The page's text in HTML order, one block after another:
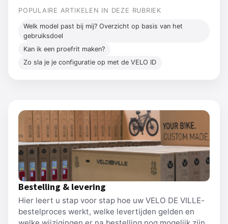
POPULAIRE ARTIKELEN IN DEZE RUBRIEK
Welk model past bij mij? Overzicht op basis van het
gebruiksdoel
Kan ik een proefrit maken?
Zo sla je je configuratie op met de VELO ID
Bestelling & levering
Hier leert u stap voor stap hoe uw VELO DE VILLE-
bestelproces werkt, welke levertijden gelden en